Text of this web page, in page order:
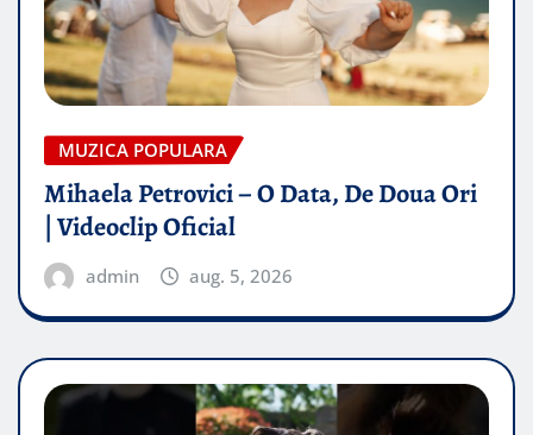
MUZICA POPULARA
Mihaela Petrovici – O Data, De Doua Ori
| Videoclip Oficial
admin aug. 5, 2026